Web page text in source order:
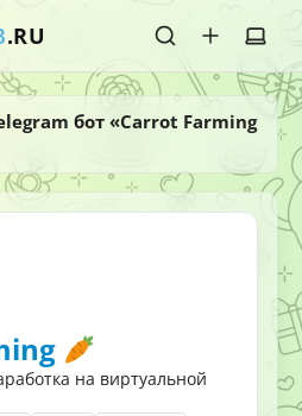
.RU
бот «Carrot Farming
на виртуальной